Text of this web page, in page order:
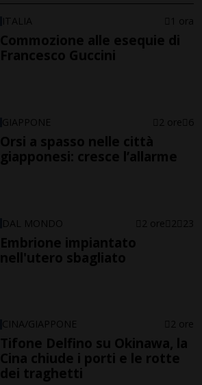
ITALIA 1 ora
Commozione alle esequie di
Francesco Guccini
GIAPPONE 2 ore 6
Orsi a spasso nelle città
giapponesi: cresce l’allarme
DAL MONDO 2 ore 2 23
Embrione impiantato
nell'utero sbagliato
CINA/GIAPPONE 2 ore
Tifone Delfino su Okinawa, la
Cina chiude i porti e le rotte
dei traghetti